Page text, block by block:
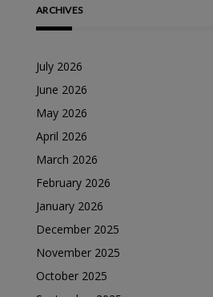
ARCHIVES
July 2026
June 2026
May 2026
April 2026
March 2026
February 2026
January 2026
December 2025
November 2025
October 2025